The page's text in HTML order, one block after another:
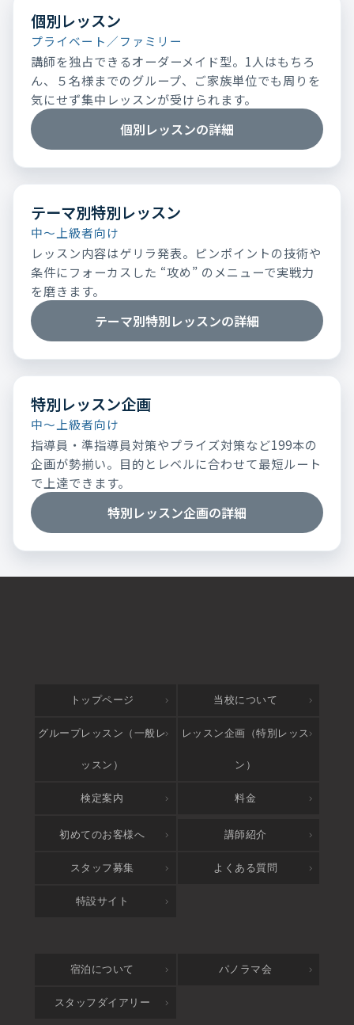
個別レッスン
プライベート／ファミリー
講師を独占できるオーダーメイド型。1人はもちろ
ん、５名様までのグループ、ご家族単位でも周りを
気にせず集中レッスンが受けられます。
個別レッスンの詳細
テーマ別特別レッスン
中～上級者向け
レッスン内容はゲリラ発表。ピンポイントの技術や
条件にフォーカスした “攻め” のメニューで実戦力
を磨きます。
テーマ別特別レッスンの詳細
特別レッスン企画
中～上級者向け
指導員・準指導員対策やプライズ対策など199本の
企画が勢揃い。目的とレベルに合わせて最短ルート
で上達できます。
特別レッスン企画の詳細
トップページ 当校について
グループレッスン（一般レ
ッスン）
レッスン企画（特別レッス
ン）
検定案内 料金
アクセス
初めてのお客様へ 講師紹介
スタッフ募集 よくある質問
特設サイト
宿泊について パノラマ会
スタッフダイアリー